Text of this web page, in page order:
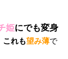
姫にでも変身
これも望み薄で